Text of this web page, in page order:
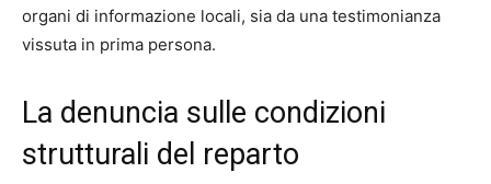
organi di informazione locali, sia da una testimonianza
vissuta in prima persona.
La denuncia sulle condizioni
strutturali del reparto